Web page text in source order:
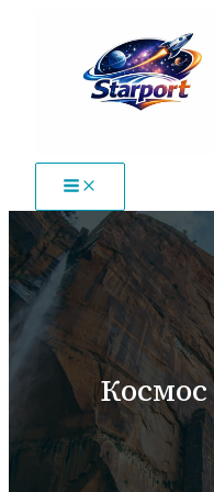
содержимому
Космос